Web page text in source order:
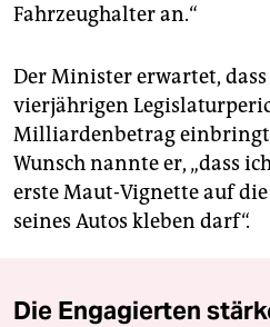
Fahrzeughalter an.“
Der Minister erwartet,
vierjährigen
Milliardenbetrag
Wunsch nannte er, „dass
erste Maut-Vignette auf
seines Autos kleben darf“.
Die Engagierten